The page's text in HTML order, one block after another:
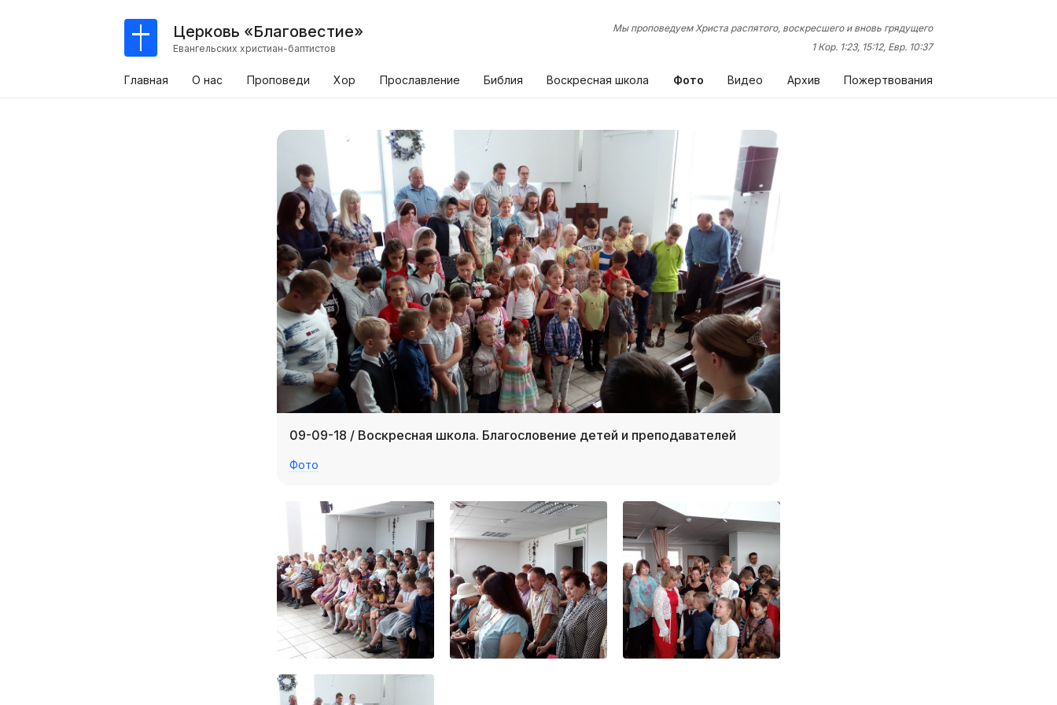
Церковь «Благовестие»
Евангельских христиан-баптистов
Мы проповедуем Христа распятого, воскресшего и вновь грядущего
1 Кор. 1:23, 15:12, Евр. 10:37
Главная О нас Проповеди Хор Прославление Библия Воскресная школа Фото Видео Архив Пожертвования
09-09-18 / Воскресная школа. Благословение детей и преподавателей
Фото